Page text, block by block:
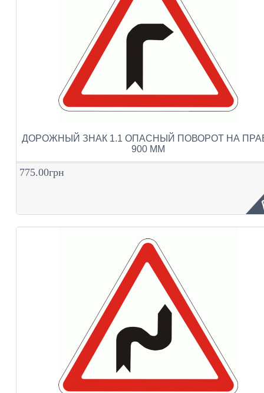
ДОРОЖНЫЙ ЗНАК 1.1 ОПАСНЫЙ ПОВОРОТ НА
900 ММ
775.00грн